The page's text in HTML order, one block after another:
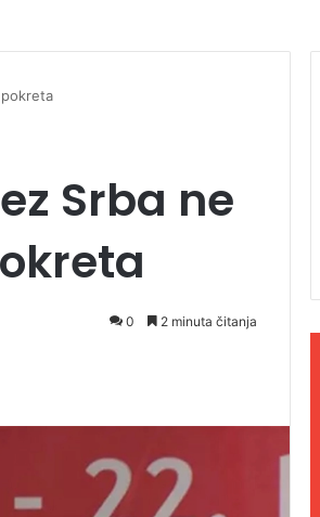
Srba ne
0 2 minuta čitanja